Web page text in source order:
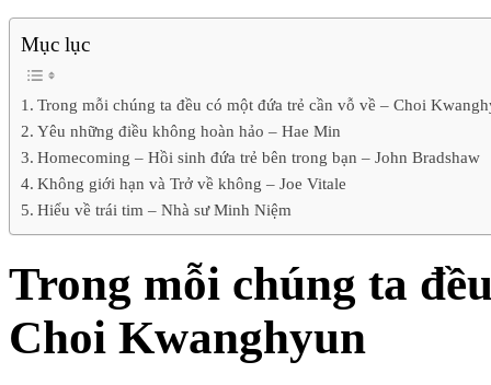
Mục lục
Trong mỗi chúng ta đều có một đứa trẻ cần vỗ về – Choi
Yêu những điều không hoàn hảo – Hae Min
Homecoming – Hồi sinh đứa trẻ bên trong bạn – John Bradshaw
Không giới hạn và Trở về không – Joe Vitale
Hiểu về trái tim – Nhà sư Minh Niệm
Trong mỗi chúng ta
Choi Kwanghyun